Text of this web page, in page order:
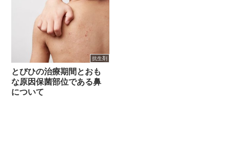
抗生剤
とびひの治療期間とおも
な原因保菌部位である鼻
について